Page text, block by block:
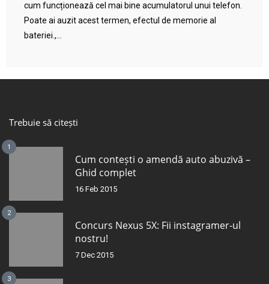
cum funcționează cel mai bine acumulatorul unui telefon.
Poate ai auzit acest termen, efectul de memorie al
bateriei.,...
Trebuie să citești
1
Cum contești o amendă auto abuzivă –
Ghid complet
16 Feb 2015
2
Concurs Nexus 5X: Fii instagramer-ul
nostru!
7 Dec 2015
3